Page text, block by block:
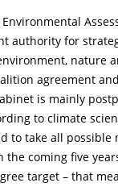
authority for
nature
agreement
is mainly
to climate
to take all possible
the coming five
target – that